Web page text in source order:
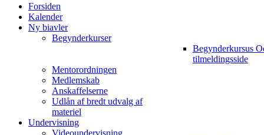
Forsiden
Kalender
Ny biavler
Begynderkurser
Begynderkursus
tilmeldingsside
Mentorordningen
Medlemskab
Anskaffelserne
Udlån af bredt udvalg af
materiel
Undervisning
Videoundervisning